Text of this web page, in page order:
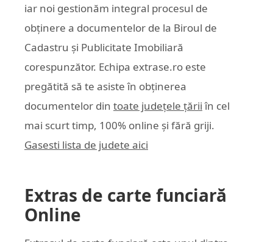
iar noi gestionăm integral procesul de
obținere a documentelor de la Biroul de
Cadastru și Publicitate Imobiliară
corespunzător. Echipa extrase.ro este
pregătită să te asiste în obținerea
documentelor din toate județele țării în cel
mai scurt timp, 100% online și fără griji.
Gasesti lista de judete aici
Extras de carte funciară
Online